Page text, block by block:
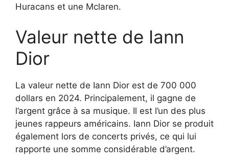
Huracans et une Mclaren.
Valeur nette de Iann
Dior
La valeur nette de Iann Dior est de 700 000
dollars en 2024. Principalement, il gagne de
l’argent grâce à sa musique. Il est l’un des plus
jeunes rappeurs américains. Iann Dior se produit
également lors de concerts privés, ce qui lui
rapporte une somme considérable d’argent.